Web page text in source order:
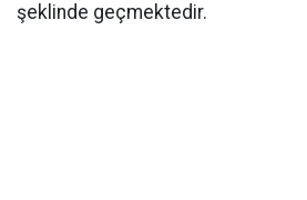
şeklinde geçmektedir.